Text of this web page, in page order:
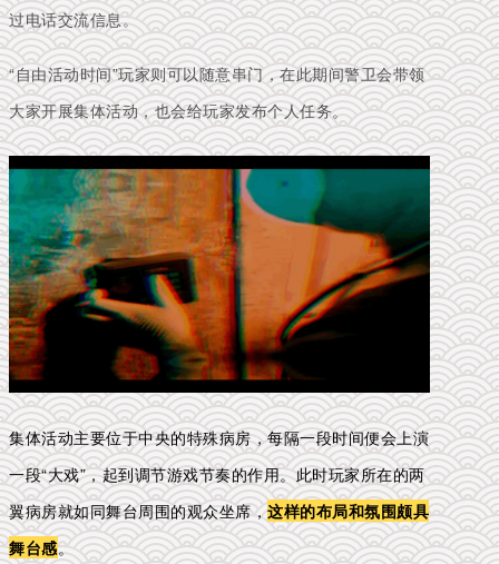
过电话交流信息。
“自由活动时间”玩家则可以随意串门，在此期间警卫会带领
大家开展集体活动，也会给玩家发布个人任务。
集体活动主要位于中央的特殊病房，每隔一段时间便会上演
一段“大戏”，起到调节游戏节奏的作用。此时玩家所在的两
翼病房就如同舞台周围的观众坐席，这样的布局和氛围颇具
舞台感。